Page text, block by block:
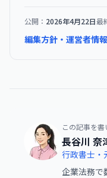
公開： 2026年4月22日最
編集方針・運営者情報
この記事を書
長谷川 奈
行政書士・
企業法務で